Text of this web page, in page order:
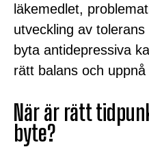
läkemedlet,
utveckling av
byta antidepressiva
rätt balans och
När är rätt
byte?